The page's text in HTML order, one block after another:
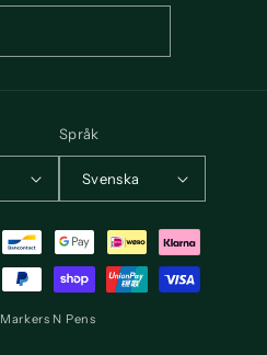
Språk
Svenska
Markers N Pens